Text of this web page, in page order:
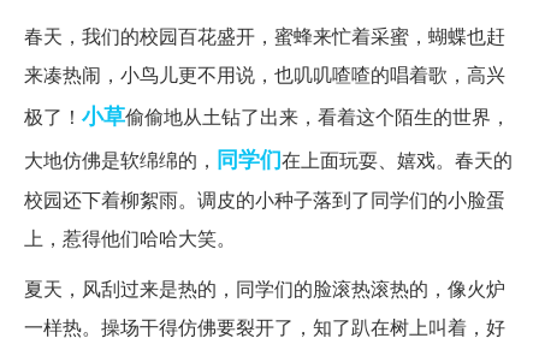
春天，我们的校园百花盛开，蜜蜂来忙着采蜜，蝴蝶也赶
来凑热闹，小鸟儿更不用说，也叽叽喳喳的唱着歌，高兴
极了！ 小草偷偷地从土钻了出来，看着这个陌生的世界，
大地仿佛是软绵绵的， 同学们在上面玩耍、嬉戏。春天的
校园还下着柳絮雨。调皮的小种子落到了同学们的小脸蛋
上，惹得他们哈哈大笑。
夏天，风刮过来是热的，同学们的脸滚热滚热的，像火炉
一样热。操场干得仿佛要裂开了，知了趴在树上叫着，好